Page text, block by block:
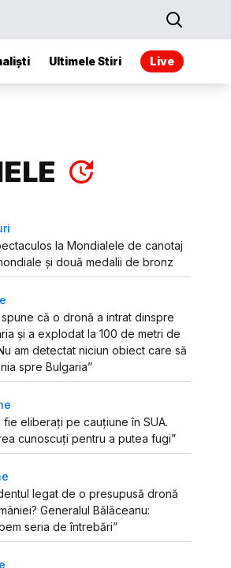
Ultimele Stiri Live
la Mondialele de canotaj
și două medalii de bronz
că o dronă a intrat dinspre
și a explodat la 100 de metri de
am detectat niciun obiect care să
spre Bulgaria”
fie eliberați pe cauțiune în SUA.
cunoscuți pentru a putea fugi”
legat de o presupusă dronă
Generalul Bălăceanu:
seria de întrebări”